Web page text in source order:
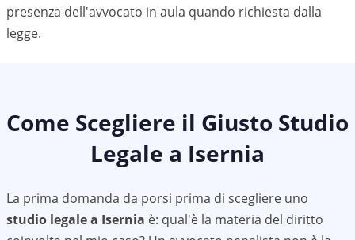
presenza dell'avvocato in aula quando richiesta dalla
legge.
Come Scegliere il Giusto Studio
Legale a Isernia
La prima domanda da porsi prima di scegliere uno
studio legale a Isernia è: qual'è la materia del diritto